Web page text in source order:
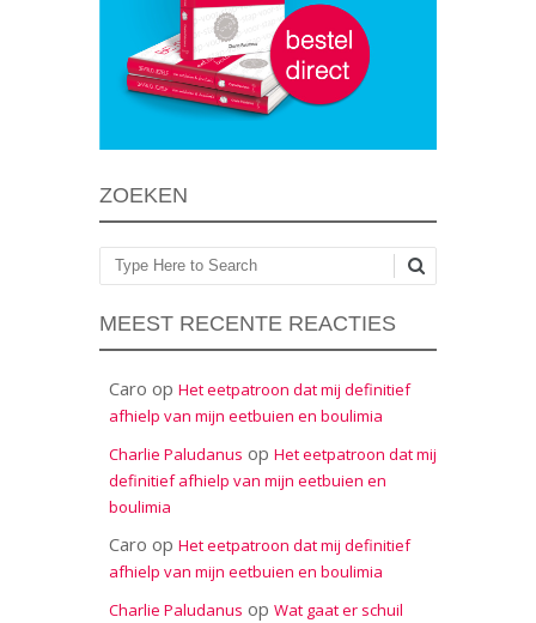
ZOEKEN
Zoeken
MEEST RECENTE REACTIES
Caro op Het eetpatroon dat mij definitief
afhielp van mijn eetbuien en boulimia
Charlie Paludanus op Het eetpatroon dat mij
definitief afhielp van mijn eetbuien en
boulimia
Caro op Het eetpatroon dat mij definitief
afhielp van mijn eetbuien en boulimia
Charlie Paludanus op Wat gaat er schuil